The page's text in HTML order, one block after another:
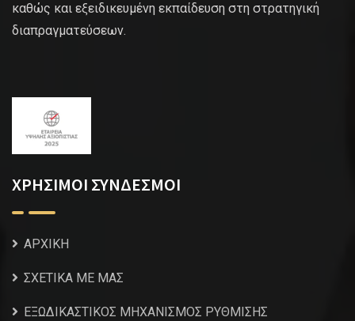
καθώς και εξειδικευμένη εκπαίδευση στη στρατηγική
διαπραγματεύσεων.
ΧΡΗΣΙΜΟΙ ΣΥΝΔΕΣΜΟΙ
ΑΡΧΙΚΗ
ΣΧΕΤΙΚΑ ΜΕ ΜΑΣ
ΕΞΩΔΙΚΑΣΤΙΚΟΣ ΜΗΧΑΝΙΣΜΟΣ ΡΥΘΜΙΣΗΣ